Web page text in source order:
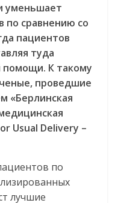
уменьшает
по сравнению со
пациентов
туда
К такому
проведшие
«Берлинская
Usual Delivery –
по
лучшие